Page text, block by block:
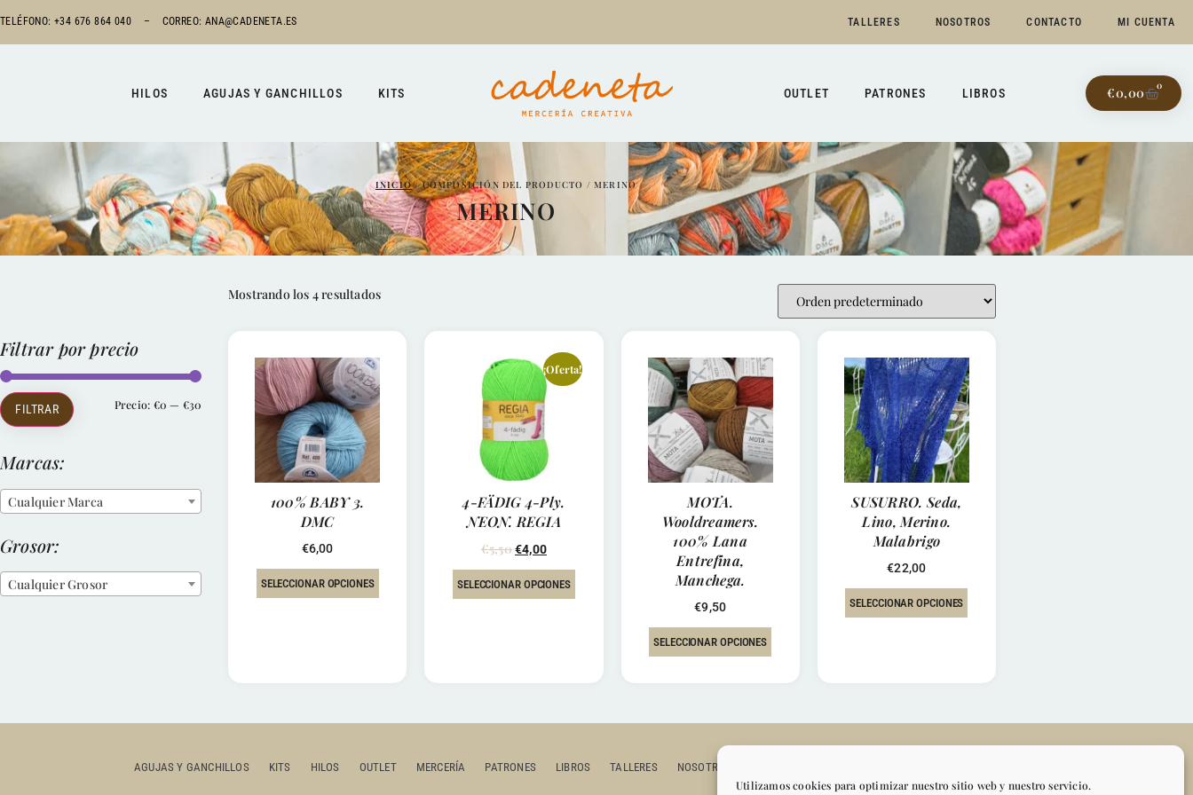
Utilizamos cookies para optimizar nuestro sitio web y nuestro servicio.
TELÉFONO: +34 676 864 040 – CORREO: ANA@CADENETA.ES TALLERES NOSOTROS CONTACTO MI CUENTA
HILOS AGUJAS Y GANCHILLOS KITS OUTLET PATRONES LIBROS €0,00 0
INICIO/ COMPOSICIÓN DEL PRODUCTO / MERINO
MERINO
Filtrar por precio
FILTRAR Precio: €0 — €30
Marcas:
Cualquier Marca
Grosor:
Cualquier Grosor
Mostrando los 4 resultados
100% BABY 3.
DMC
€6,00
SELECCIONAR OPCIONES
¡Oferta!
4-FÄDIG 4-Ply.
NEON. REGIA
€5,50 €4,00
SELECCIONAR OPCIONES
MOTA.
Wooldreamers.
100% Lana
Entrefina,
Manchega.
€9,50
SELECCIONAR OPCIONES
SUSURRO. Seda,
Lino, Merino.
Malabrigo
€22,00
SELECCIONAR OPCIONES
AGUJAS Y GANCHILLOS KITS HILOS OUTLET MERCERÍA PATRONES LIBROS TALLERES NOSOTROS